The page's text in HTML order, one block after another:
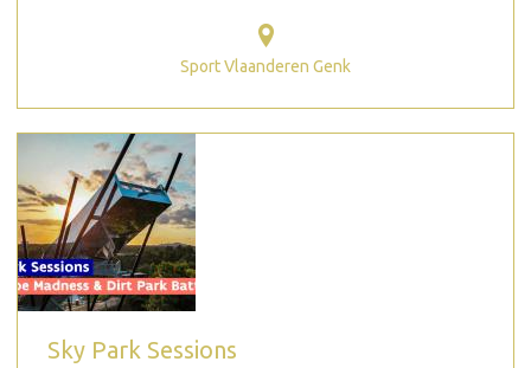
Sport Vlaanderen Genk
Sky Park Sessions